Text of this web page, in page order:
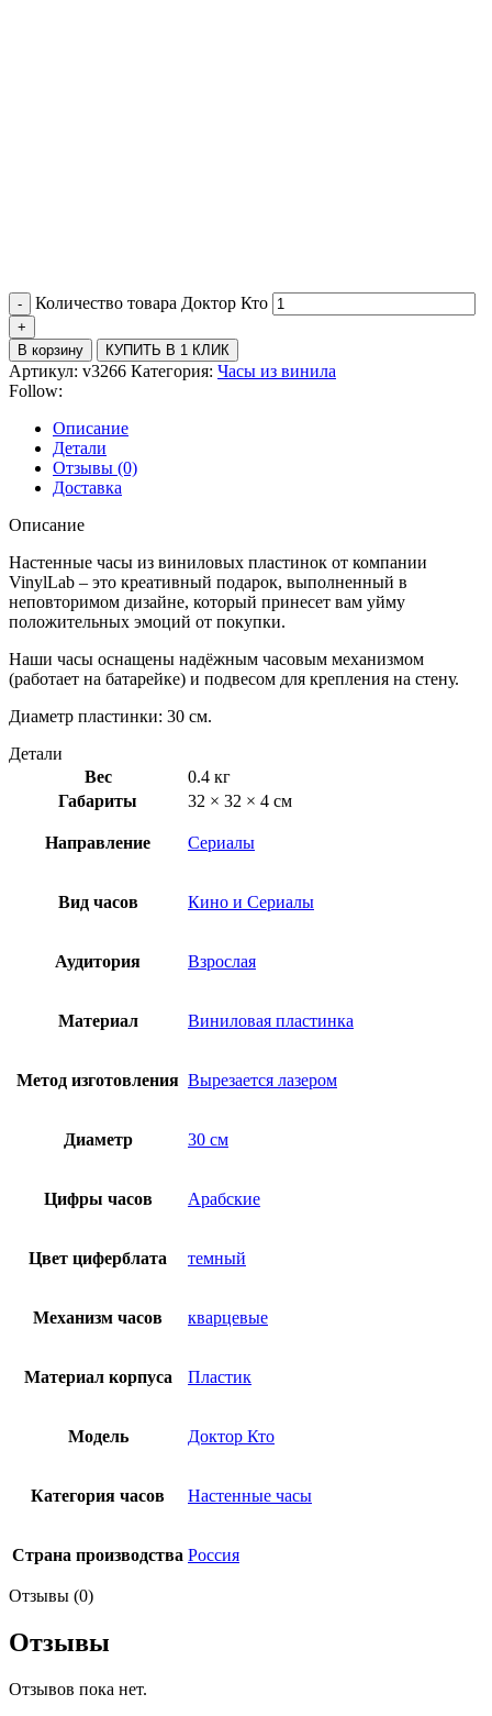
Количество товара Доктор Кто
В корзину КУПИТЬ В 1 КЛИК
Артикул: v3266 Категория: Часы из винила
Follow:
Описание
Детали
Отзывы (0)
Доставка
Описание
Настенные часы из виниловых пластинок от компании
VinylLab – это креативный подарок, выполненный в
неповторимом дизайне, который принесет вам уйму
положительных эмоций от покупки.
Наши часы оснащены надёжным часовым механизмом
(работает на батарейке) и подвесом для крепления на стену.
Диаметр пластинки: 30 см.
Детали
Вес
0.4 кг
Габариты
32 × 32 × 4 см
Направление Сериалы
Вид часов Кино и Сериалы
Аудитория Взрослая
Материал Виниловая пластинка
Метод изготовления Вырезается лазером
Диаметр 30 см
Цифры часов Арабские
Цвет циферблата темный
Механизм часов кварцевые
Материал корпуса Пластик
Модель Доктор Кто
Категория часов Настенные часы
Страна производства Россия
Отзывы (0)
Отзывы
Отзывов пока нет.